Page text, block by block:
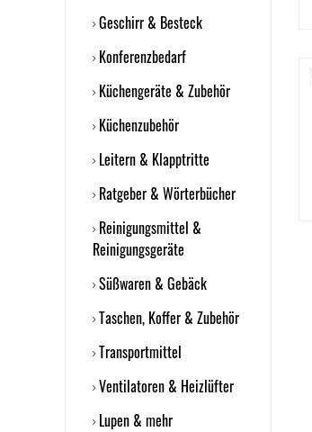
Geschirr & Besteck
Konferenzbedarf
Küchengeräte & Zubehör
Küchenzubehör
Leitern & Klapptritte
Ratgeber & Wörterbücher
Reinigungsmittel &
Reinigungsgeräte
Süßwaren & Gebäck
Taschen, Koffer & Zubehör
Transportmittel
Ventilatoren & Heizlüfter
Lupen & mehr